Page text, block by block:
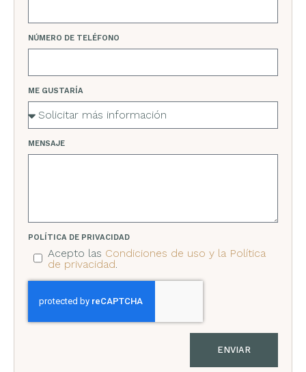
NÚMERO DE TELÉFONO
ME GUSTARÍA
MENSAJE
POLÍTICA DE PRIVACIDAD
Acepto las Condiciones de uso y la Política
de privacidad.
ENVIAR